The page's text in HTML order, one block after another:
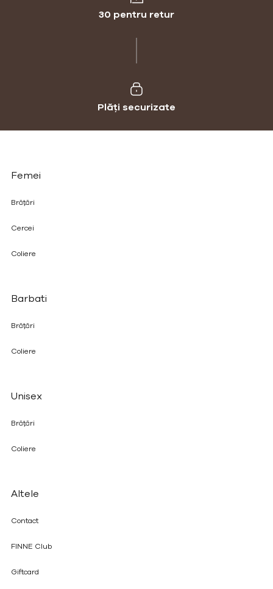
30 pentru retur
Plăți securizate
Femei
Brățări
Cercei
Coliere
Barbati
Brățări
Coliere
Unisex
Brățări
Coliere
Altele
Contact
FINNE Club
Giftcard